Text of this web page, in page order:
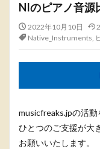
NIのピアノ音源
2022年10月10日
Native_Instruments,
musicfreaks.jpの活
ひとつのご支援が大
お願いいたします。